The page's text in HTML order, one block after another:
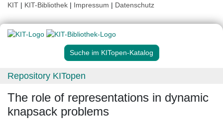
KIT | KIT-Bibliothek | Impressum | Datenschutz
Suche im KITopen-Katalog
Repository KITopen
The role of representations in dynamic
knapsack problems